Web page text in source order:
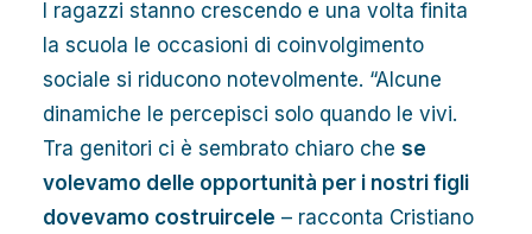
I ragazzi stanno crescendo e una volta finita
la scuola le occasioni di coinvolgimento
sociale si riducono notevolmente. “Alcune
dinamiche le percepisci solo quando le vivi.
Tra genitori ci è sembrato chiaro che se
volevamo delle opportunità per i nostri figli
dovevamo costruircele – racconta Cristiano